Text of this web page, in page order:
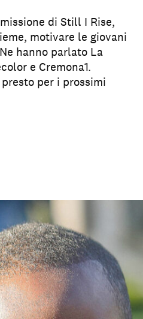
di Still I Rise,
motivare le giovani
hanno parlato La
e Cremona1.
per i prossimi